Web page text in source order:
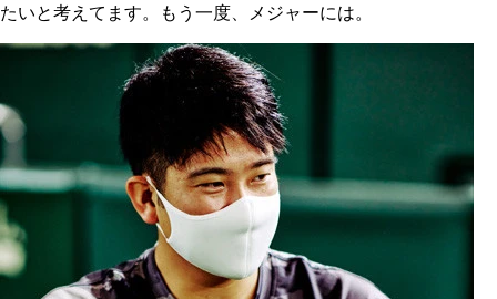
たいと考えてます。もう一度、メジャーには。